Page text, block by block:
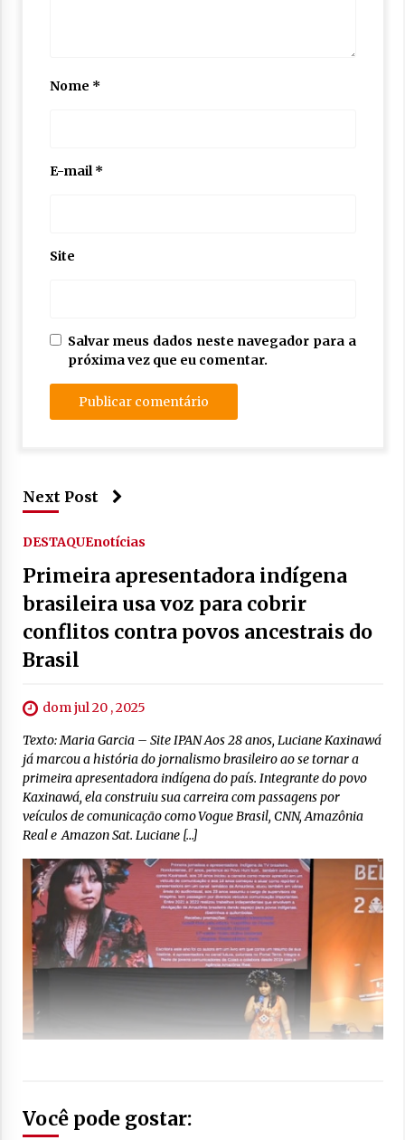
Nome *
E-mail*
Site
Salvar meus dados neste navegador para a
próxima vez que eu comentar.
Next Post
DESTAQUEnotícias
Primeira apresentadora indígena
brasileira usa voz para cobrir
conflitos contra povos ancestrais do
Brasil
dom jul 20 , 2025
Texto: Maria Garcia – Site IPAN Aos 28 anos, Luciane Kaxinawá
já marcou a história do jornalismo brasileiro ao se tornar a
primeira apresentadora indígena do país. Integrante do povo
Kaxinawá, ela construiu sua carreira com passagens por
veículos de comunicação como Vogue Brasil, CNN, Amazônia
Real e Amazon Sat. Luciane […]
Você pode gostar: